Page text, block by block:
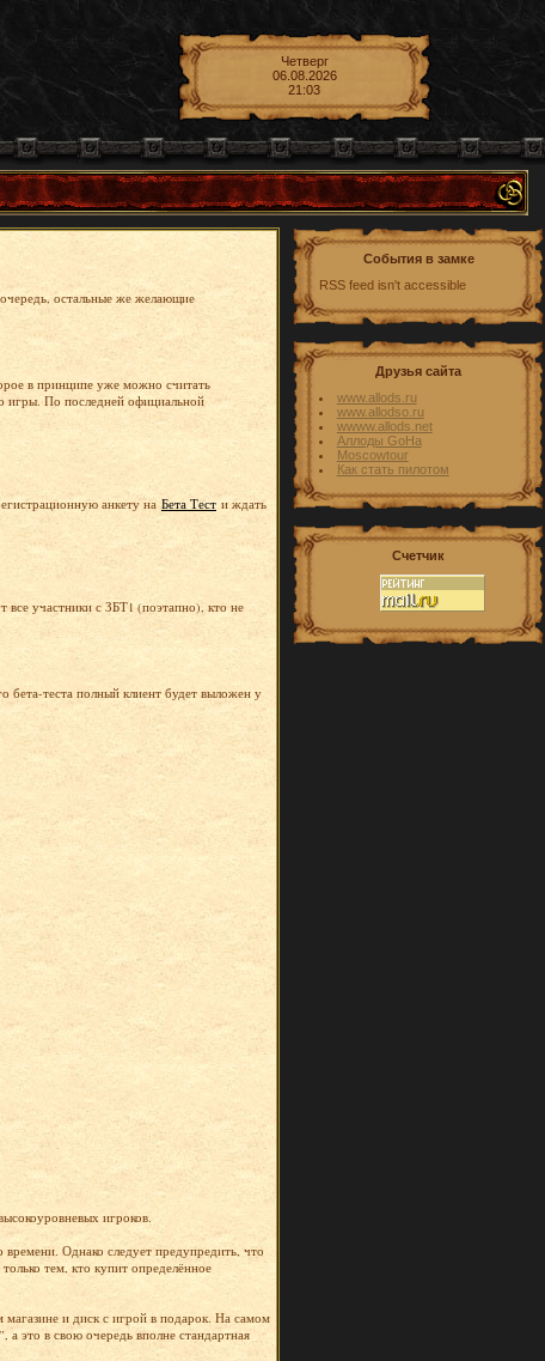
Четверг
06.08.2026
21:03
остальные же желающие
в принципе уже можно считать
игры. По последней официальной
анкету на Бета Тест и ждать
все участники с ЗБТ1 (поэтапно), кто не
бета-теста полный клиент будет выложен у
игроков.
Однако следует предупредить, что
тем, кто купит определённое
магазине и диск с игрой в подарок. На самом
а это в свою очередь вполне стандартная
События в замке
RSS feed isn't accessible
Друзья сайта
www.allods.ru
www.allodso.ru
wwww.allods.net
Аллоды GoHa
Moscowtour
Как стать пилотом
Счетчик